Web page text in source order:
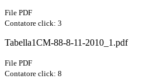
File PDF
Contatore click: 3
Tabella1CM-88-8-11-2010_1.pdf
File PDF
Contatore click: 8